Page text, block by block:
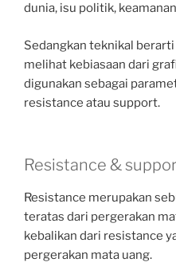
dunia, isu politik,
Sedangkan teknikal
melihat kebiasaan dari
digunakan sebagai
resistance atau support.
Resistance &
Resistance merupakan
teratas dari pergerakan
kebalikan dari resistance
pergerakan mata uang.